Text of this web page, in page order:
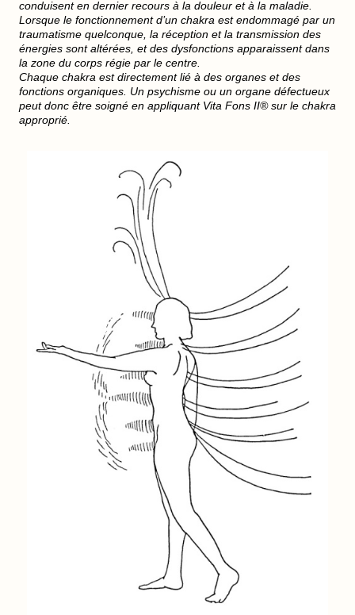
conduisent en dernier recours à la douleur et à la maladie.
Lorsque le fonctionnement d’un chakra est endommagé par un
traumatisme quelconque, la réception et la transmission des
énergies sont altérées, et des dysfonctions apparaissent dans
la zone du corps régie par le centre.
Chaque chakra est directement lié à des organes et des
fonctions organiques. Un psychisme ou un organe défectueux
peut donc être soigné en appliquant Vita Fons II® sur le chakra
approprié.